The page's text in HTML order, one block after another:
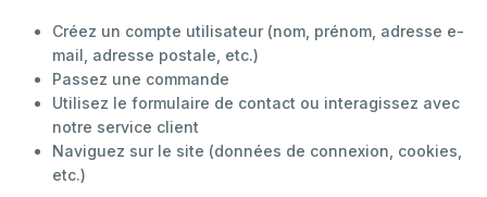
Créez un compte utilisateur (nom, prénom, adresse e-
mail, adresse postale, etc.)
Passez une commande
Utilisez le formulaire de contact ou interagissez avec
notre service client
Naviguez sur le site (données de connexion, cookies,
etc.)